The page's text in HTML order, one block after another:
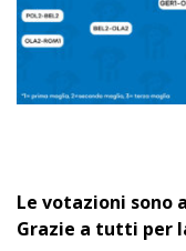
Le votazioni sono
Grazie a tutti per